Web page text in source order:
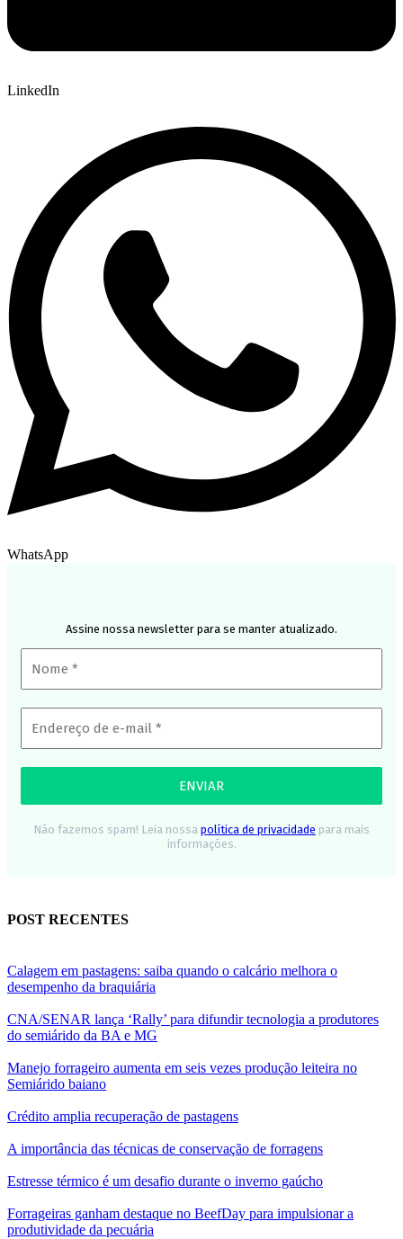
LinkedIn
WhatsApp
Assine nossa newsletter para se manter atualizado.
Não fazemos spam! Leia nossa política de privacidade para mais
informações.
POST RECENTES
Calagem em pastagens: saiba quando o calcário melhora o
desempenho da braquiária
CNA/SENAR lança ‘Rally’ para difundir tecnologia a produtores
do semiárido da BA e MG
Manejo forrageiro aumenta em seis vezes produção leiteira no
Semiárido baiano
Crédito amplia recuperação de pastagens
A importância das técnicas de conservação de forragens
Estresse térmico é um desafio durante o inverno gaúcho
Forrageiras ganham destaque no BeefDay para impulsionar a
produtividade da pecuária